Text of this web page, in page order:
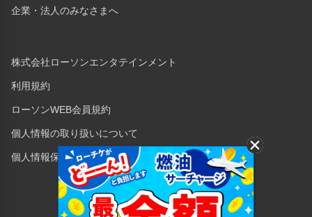
企業・法人のみなさまへ
株式会社ローソンエンタテインメント
利用規約
ローソンWEB会員規約
個人情報の取り扱いについて
個人情報保護方針